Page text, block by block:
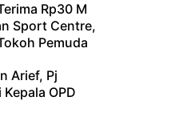
Rp30 M
Sport Centre,
Pemuda
Arief, Pj
OPD